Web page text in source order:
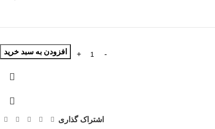
افزودن به سبد خرید
اشتراک گذاری